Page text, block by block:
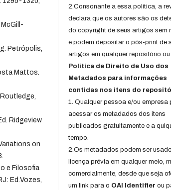
Petrópolis,
Mattos.
Ridgeview
on
e Filosofia
Ed.Vozes,
2.Consonante a essa politica, a
declara que os autores são os
do copyright de seus artigos sem
e podem depositar o pós-print de
artigos em qualquer repositório ou
Política de Direito de Uso dos
Metadados para informações
contidas nos itens do
1. Qualquer pessoa e/ou empresa
acessar os metadados dos itens
publicados gratuitamente e a
tempo.
2.Os metadados podem ser
licença prévia em qualquer meio,
comercialmente, desde que seja
um link para o OAI Identifier ou